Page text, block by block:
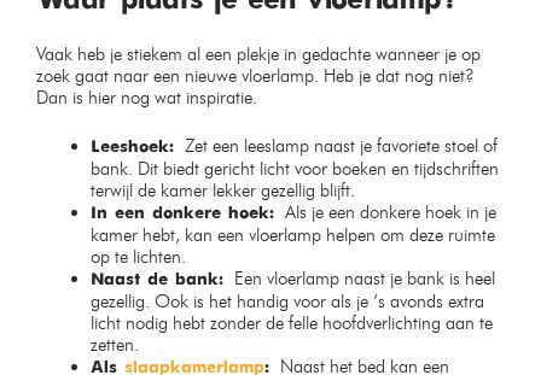
Vaak heb je stiekem al een plekje in gedachte wanneer je op
zoek gaat naar een nieuwe vloerlamp. Heb je dat nog niet?
Dan is hier nog wat inspiratie.
Leeshoek:
Zet een leeslamp naast je favoriete stoel of
bank. Dit biedt gericht licht voor boeken en tijdschriften
terwijl de kamer lekker gezellig blijft.
In een donkere hoek:
Als je een donkere hoek in je
kamer hebt, kan een vloerlamp helpen om deze ruimte
op te lichten.
Naast de bank:
Een vloerlamp naast je bank is heel
gezellig. Ook is het handig voor als je ’s avonds extra
licht nodig hebt zonder de felle hoofdverlichting aan te
zetten.
Als slaapkamerlamp:
Naast het bed kan een